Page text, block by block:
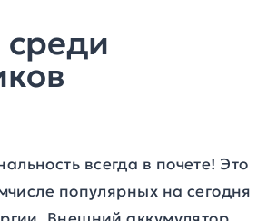
всегда в почете! Это
популярных на сегодня